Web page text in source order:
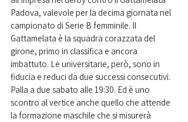
Padova, valevole per la decima giornata nel
campionato di Serie B femminile. Il
Gattamelata è la squadra corazzata del
girone, primo in classifica e ancora
imbattuto. Le universitarie, però, sono in
fiducia e reduci da due successi consecutivi.
Palla a due sabato alle 19:30. Ed è uno
scontro al vertice anche quello che attende
la formazione maschile che si misurerà